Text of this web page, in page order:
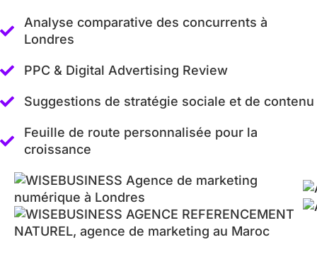
Analyse comparative des concurrents à
Londres
PPC & Digital Advertising Review
Suggestions de stratégie sociale et de contenu
Feuille de route personnalisée pour la
croissance